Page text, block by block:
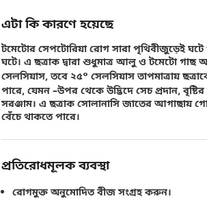
এটা কি কারণে হয়েছে
টমেটোর সেপটোরিয়া রোগ সারা পৃথিবীজুড়েই
ঘটে। এ ছত্রাক দ্বারা শুধুমাত্র আলু ও টমেটো গাছ
সেলসিয়াস, তবে ২৫° সেলসিয়াস তাপমাত্রায়
পারে, যেমন –উপর থেকে উদ্ভিদে সেচ প্রদান,
সরঞ্জাম। এ ছত্রাক সোলানাসি জাতের আগাছায়
বেঁচে থাকতে পারে।
প্রতিরোধমূলক ব্যবস্থা
রোগমুক্ত অনুমোদিত বীজ সংগ্রহ করুন।